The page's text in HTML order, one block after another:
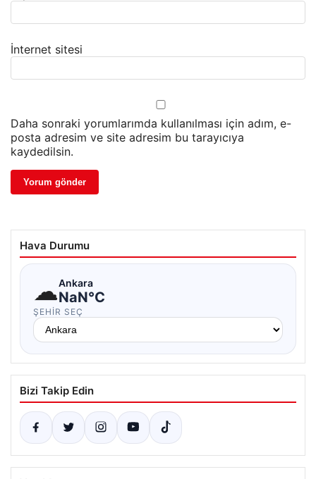
İnternet sitesi
Daha sonraki yorumlarımda kullanılması için adım, e-
posta adresim ve site adresim bu tarayıcıya
kaydedilsin.
Hava Durumu
☁Ankara
NaN°C
ŞEHIR SEÇ
Bizi Takip Edin